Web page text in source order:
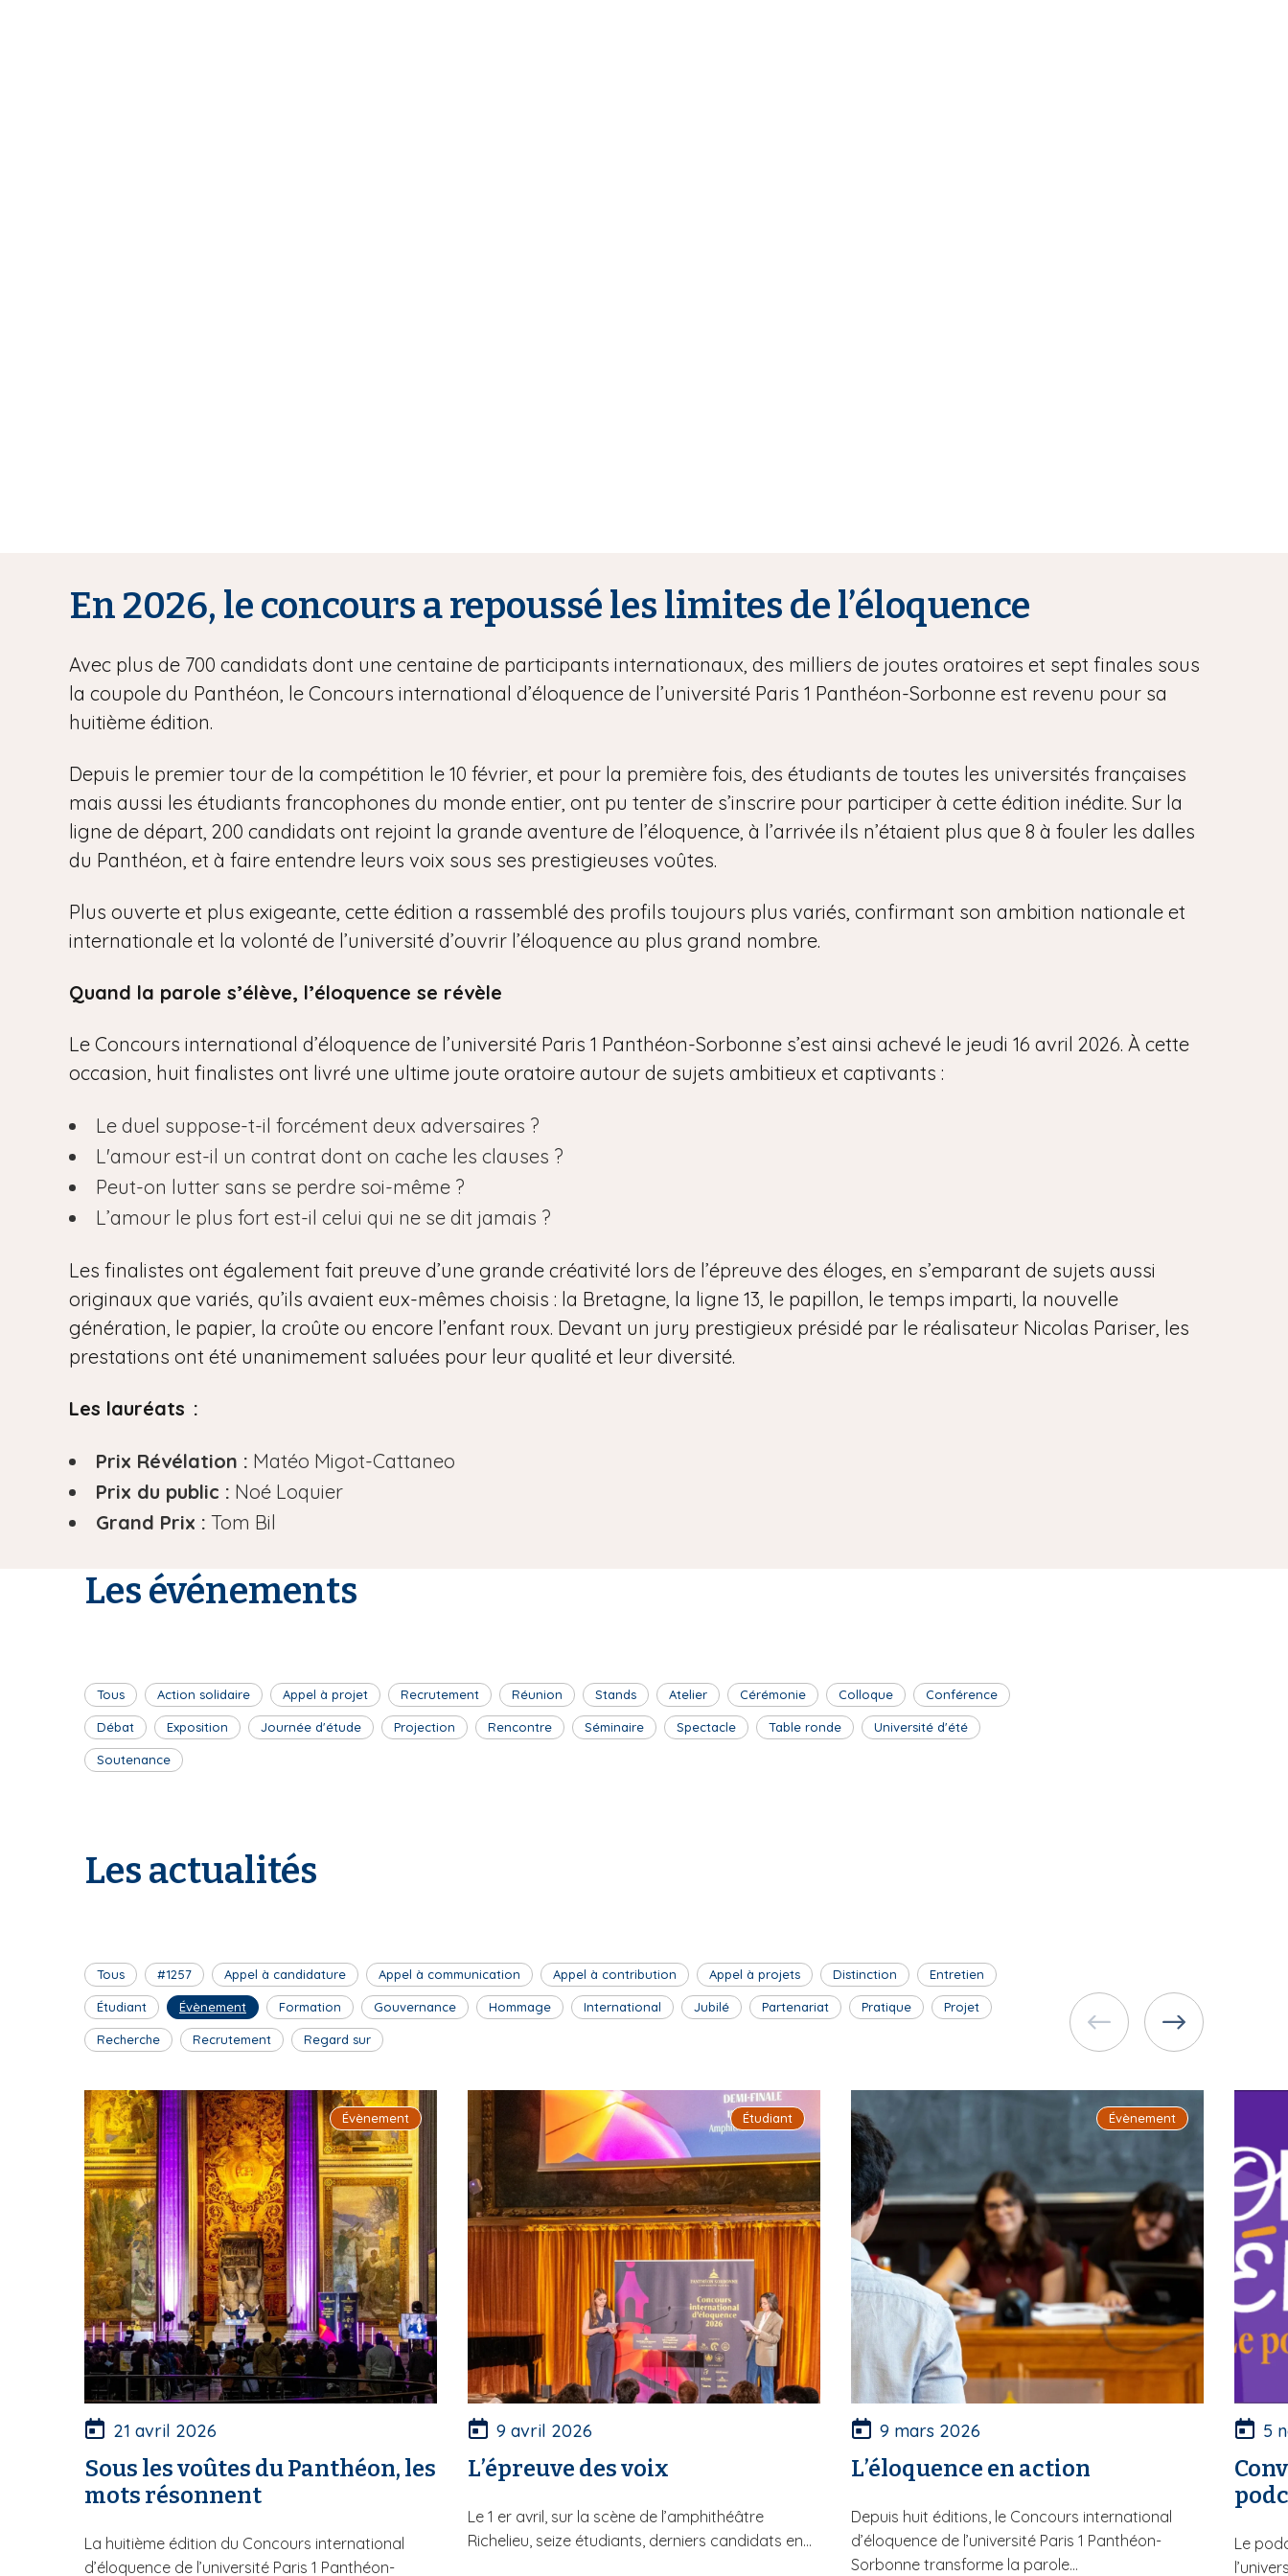
En 2026, le concours a repoussé les limites de l’éloquence
Avec plus de 700 candidats dont une centaine de participants internationaux, des milliers de joutes oratoires et sept finales sous
la coupole du Panthéon, le Concours international d’éloquence de l’université Paris 1 Panthéon-Sorbonne est revenu pour sa
huitième édition.
Depuis le premier tour de la compétition le 10 février, et pour la première fois, des étudiants de toutes les universités françaises
mais aussi les étudiants francophones du monde entier, ont pu tenter de s’inscrire pour participer à cette édition inédite. Sur la
ligne de départ, 200 candidats ont rejoint la grande aventure de l’éloquence, à l’arrivée ils n’étaient plus que 8 à fouler les dalles
du Panthéon, et à faire entendre leurs voix sous ses prestigieuses voûtes.
Plus ouverte et plus exigeante, cette édition a rassemblé des profils toujours plus variés, confirmant son ambition nationale et
internationale et la volonté de l’université d’ouvrir l’éloquence au plus grand nombre.
Quand la parole s’élève, l’éloquence se révèle
Le Concours international d’éloquence de l’université Paris 1 Panthéon-Sorbonne s’est ainsi achevé le jeudi 16 avril 2026. À cette
occasion, huit finalistes ont livré une ultime joute oratoire autour de sujets ambitieux et captivants :
Le duel suppose-t-il forcément deux adversaires ?
L'amour est-il un contrat dont on cache les clauses ?
Peut-on lutter sans se perdre soi-même ?
L’amour le plus fort est-il celui qui ne se dit jamais ?
Les finalistes ont également fait preuve d’une grande créativité lors de l’épreuve des éloges, en s’emparant de sujets aussi
originaux que variés, qu’ils avaient eux-mêmes choisis : la Bretagne, la ligne 13, le papillon, le temps imparti, la nouvelle
génération, le papier, la croûte ou encore l’enfant roux. Devant un jury prestigieux présidé par le réalisateur Nicolas Pariser, les
prestations ont été unanimement saluées pour leur qualité et leur diversité.
Les lauréats :
Prix Révélation : Matéo Migot-Cattaneo
Prix du public : Noé Loquier
Grand Prix : Tom Bil
Les événements
Tous Action solidaire Appel à projet Recrutement Réunion Stands Atelier Cérémonie Colloque Conférence
Débat Exposition Journée d'étude Projection Rencontre Séminaire Spectacle Table ronde Université d'été
Soutenance
Les actualités
Tous #1257 Appel à candidature Appel à communication Appel à contribution Appel à projets Distinction Entretien
Étudiant Évènement Formation Gouvernance Hommage International Jubilé Partenariat Pratique Projet
Recherche Recrutement Regard sur
Évènement
21 avril 2026
Sous les voûtes du Panthéon, les
mots résonnent
La huitième édition du Concours international
d’éloquence de l’université Paris 1 Panthéon-
Étudiant
9 avril 2026
L’épreuve des voix
Le 1 er avril, sur la scène de l’amphithéâtre
Richelieu, seize étudiants, derniers candidats en...
Évènement
9 mars 2026
L’éloquence en action
Depuis huit éditions, le Concours international
d’éloquence de l’université Paris 1 Panthéon-
Sorbonne transforme la parole...
5
Le